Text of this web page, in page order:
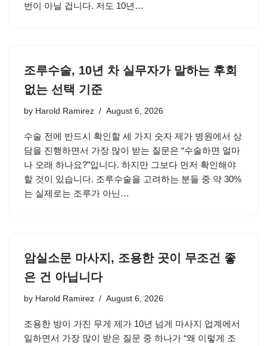
번이 아닐 겁니다. 저도 10년…
조루수술, 10년 차 실무자가 말하는 후회
없는 선택 기준
by Harold Ramirez August 6, 2026
수술 전에 반드시 확인할 세 가지 숫자 제가 병원에서 상
담을 진행하면서 가장 많이 받는 질문은 “수술하면 얼마
나 오래 하나요?”입니다. 하지만 그보다 먼저 확인해야
할 것이 있습니다. 조루수술을 고려하는 분들 중 약 30%
는 실제로는 조루가 아닌…
암실소문 마사지, 조용한 곳이 무조건 좋
은 건 아닙니다
by Harold Ramirez August 6, 2026
조용한 방이 가진 무게 제가 10년 넘게 마사지 업계에서
일하면서 가장 많이 받은 질문 중 하나가 “왜 이렇게 조